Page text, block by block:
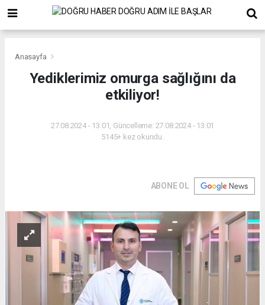
Anasayfa
Yediklerimiz omurga sağlığını da
etkiliyor!
27.08.2024 - 13:01, Güncelleme: 27.08.2024 - 13:01
5145+ kez okundu.
ABONE OL